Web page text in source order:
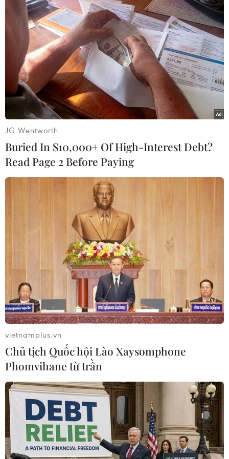
Hòa Bình trong tình trạng nôn, buồn nôn liên
tục sau khi ăn thịt cóc nướng.
Độc tố nằm ở trứng, da, gan, chất nhầy của cóc.
Theo lời kể của người mẹ, sau khi bắt được con
cóc trong vườn nhà, vợ chồng chị làm thịt cho
hai con ăn. Khi thịt cóc, hai vợ chồng chị đã lột
sạch da, bỏ hết nội tạng nhưng có để lại bộ
trứng cóc, nướng lên cho con ăn và bố hai cháu
cũng ăn một ít.
Sau khi ăn chừng 30 phút, cả ba bố con đều có
dấu hiệu mệt lả, nôn liên tục. Hai cháu nhỏ
được đưa đến Bệnh viện Đa khoa Lương Sơn
cấp cứu, sau đó được chuyển đến khoa Nhi
bệnh viện Bạch Mai.
Bố bệnh nhi sau khi truyền dịch tại Bệnh viện
Lương Sơn thì tình trạng đỡ hơn, được xuất
viện về nhà. Rất may, cả hai cháu bé đều bị ngộ
độc nhẹ, không nguy hiểm đến tính mạng.
Trước đó, Khoa Hồi sức Tích cực-Chống độc-
Bệnh viện Đa khoa tỉnh Phú Thọ cũng cứu sống
JG Wentworth
Buried In $10,000+ Of High-Interest Debt?
Read Page 2 Before Paying
vietnamplus.vn
Chủ tịch Quốc hội Lào Xaysomphone
Phomvihane từ trần